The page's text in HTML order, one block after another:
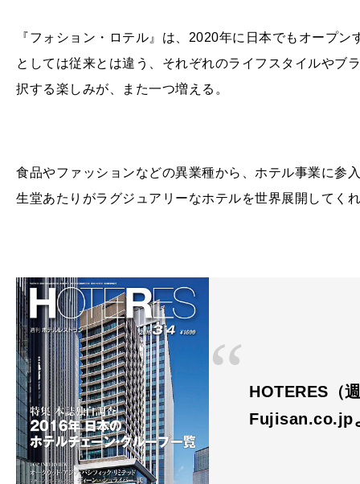
『フォション・ロテル』は、 2020年に日本でもオープン
としては従来とは違う、それぞれのライフスタイルやブ
択する楽しみが、また一つ増える。
食品やファッションなどの異業種から、ホテル事業に参
生堂あたりがラグジュアリーなホテルを世界展開して
HOTERES（
Fujisan.co.jp